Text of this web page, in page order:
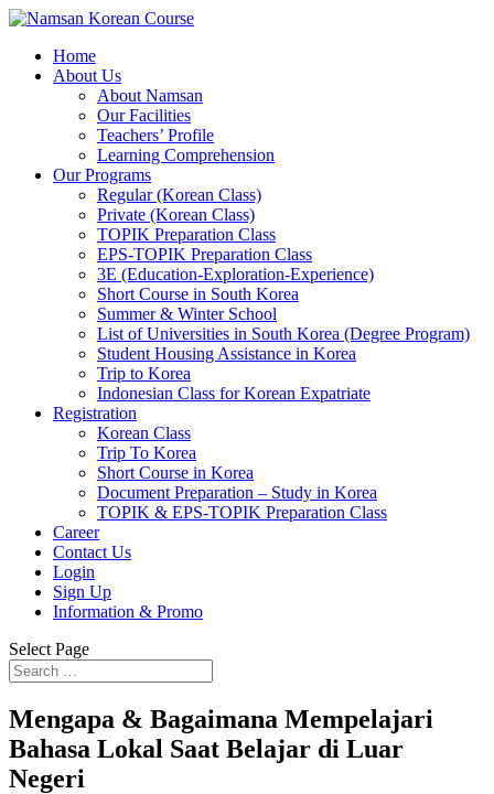
Home
About Us
About Namsan
Our Facilities
Teachers’ Profile
Learning Comprehension
Our Programs
Regular (Korean Class)
Private (Korean Class)
TOPIK Preparation Class
EPS-TOPIK Preparation Class
3E (Education-Exploration-Experience)
Short Course in South Korea
Summer & Winter School
List of Universities in South Korea (Degree Program)
Student Housing Assistance in Korea
Trip to Korea
Indonesian Class for Korean Expatriate
Registration
Korean Class
Trip To Korea
Short Course in Korea
Document Preparation – Study in Korea
TOPIK & EPS-TOPIK Preparation Class
Career
Contact Us
Login
Sign Up
Information & Promo
Select Page
Mengapa & Bagaimana Mempelajari
Bahasa Lokal Saat Belajar di Luar
Negeri